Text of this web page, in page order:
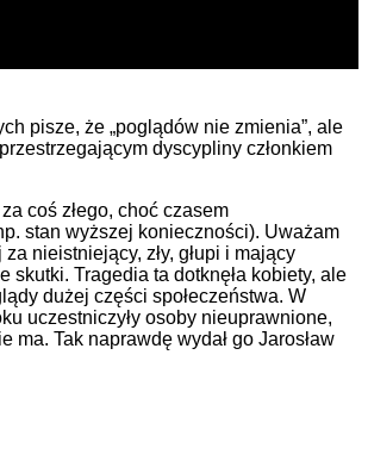
pisze, że „poglądów nie zmienia”, ale
dyscypliny członkiem
coś złego, choć czasem
stan wyższej konieczności). Uważam
nieistniejący, zły, głupi i mający
skutki. Tragedia ta dotknęła kobiety, ale
dużej części społeczeństwa. W
uczestniczyły osoby nieuprawnione,
ma. Tak naprawdę wydał go Jarosław